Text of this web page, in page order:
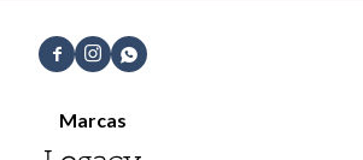
  
Marcas
Jeans